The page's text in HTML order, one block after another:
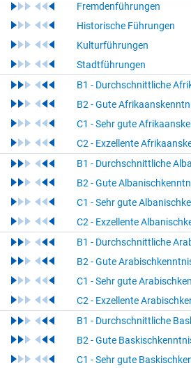
Fremdenführungen
Historische Führungen
Kulturführungen
Stadtführungen
B1 - Durchschnittliche
B2 - Gute
C1 - Sehr gute
C2 - Exzellente
B1 - Durchschnittliche
B2 - Gute
C1 - Sehr gute
C2 - Exzellente
B1 - Durchschnittliche
B2 - Gute
C1 - Sehr gute
C2 - Exzellente
B1 - Durchschnittliche
B2 - Gute
C1 - Sehr gute